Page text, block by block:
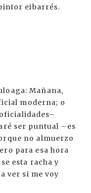
eibarrés.
Mañana,
moderna; o
ser puntual –es
no almuerzo
para esa hora
esta racha y
ver si me voy